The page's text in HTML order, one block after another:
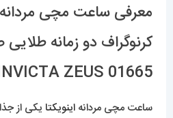
معرفی ساعت مچی مردانه
کرنوگراف دو زمانه
01665 INVICTA ZEUS
ساعت مچی مردانه اینویکتا یکی از